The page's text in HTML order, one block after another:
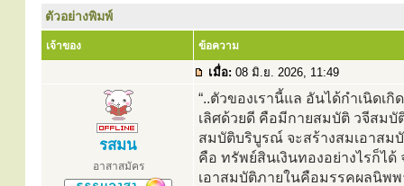
ตัวอย่างพิมพ์
เจ้าของ ข้อความ
เมื่อ: 08 มิ.ย. 2026, 11:49
รสมน
อาสาสมัคร
“..ตัวของเรานี้แล อันได้กำเนิดเ
เลิศด้วยดี คือมีกายสมบัติ วจีสมบั
สมบัติบริบูรณ์ จะสร้างสมเอาสม
คือ ทรัพย์สินเงินทองอย่างไรก็ได้
เอาสมบัติภายในคือมรรคผลนิพ